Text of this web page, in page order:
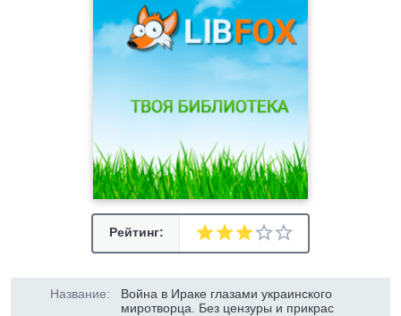
Рейтинг:
Название:
Война в Ираке глазами украинского
миротворца. Без цензуры и прикрас